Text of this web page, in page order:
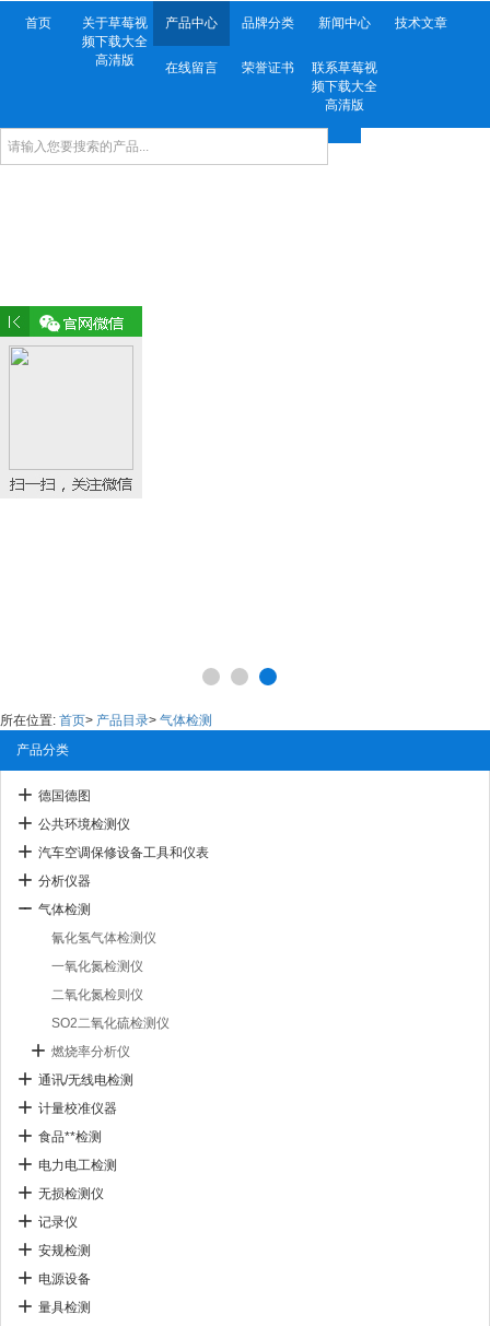
首页
关于草莓视
频下载大全
高清版
产品中心 品牌分类 新闻中心 技术文章
在线留言 荣誉证书
联系草莓视
频下载大全
高清版
所在位置: 首页> 产品目录> 气体检测
产品分类
德国德图
公共环境检测仪
汽车空调保修设备工具和仪表
分析仪器
气体检测
氰化氢气体检测仪
一氧化氮检测仪
二氧化氮检则仪
SO2二氧化硫检测仪
燃烧率分析仪
通讯/无线电检测
计量校准仪器
食品**检测
电力电工检测
无损检测仪
记录仪
安规检测
电源设备
量具检测